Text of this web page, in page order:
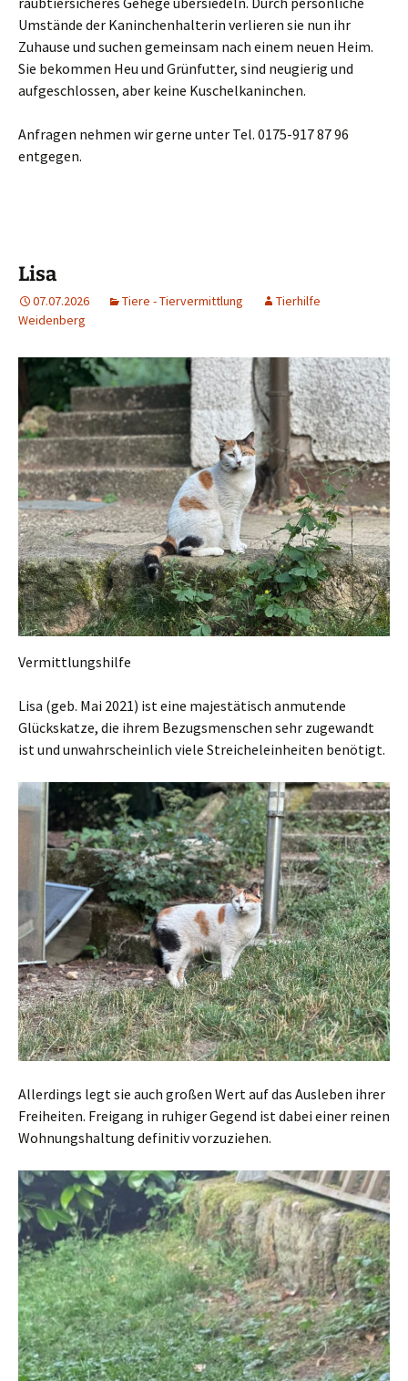
Umstände der Kaninchenhalterin verlieren sie nun ihr
Zuhause und suchen gemeinsam nach einem neuen Heim.
Sie bekommen Heu und Grünfutter, sind neugierig und
aufgeschlossen, aber keine Kuschelkaninchen.
Anfragen nehmen wir gerne unter Tel. 0175-917 87 96
entgegen.
Lisa
07.07.2026 Tiere - Tiervermittlung
Tierhilfe
Weidenberg
Vermittlungshilfe
Lisa (geb. Mai 2021) ist eine majestätisch anmutende
Glückskatze, die ihrem Bezugsmenschen sehr zugewandt
ist und unwahrscheinlich viele Streicheleinheiten benötigt.
Allerdings legt sie auch großen Wert auf das Ausleben ihrer
Freiheiten. Freigang in ruhiger Gegend ist dabei einer reinen
Wohnungshaltung definitiv vorzuziehen.